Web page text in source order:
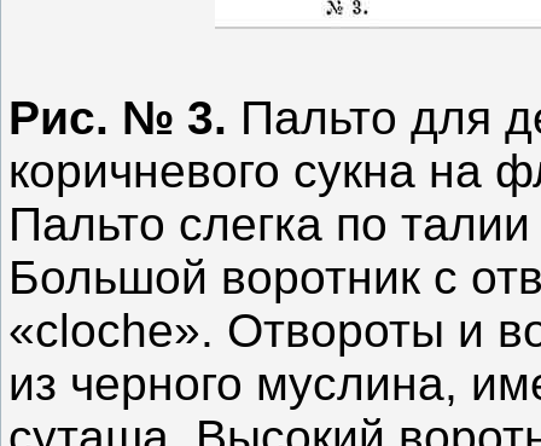
Рис. № 3. Пальто для
коричневого сукна на
Пальто слегка по талии
Большой воротник с
«сlосhe». Отвороты и
из черного муслина,